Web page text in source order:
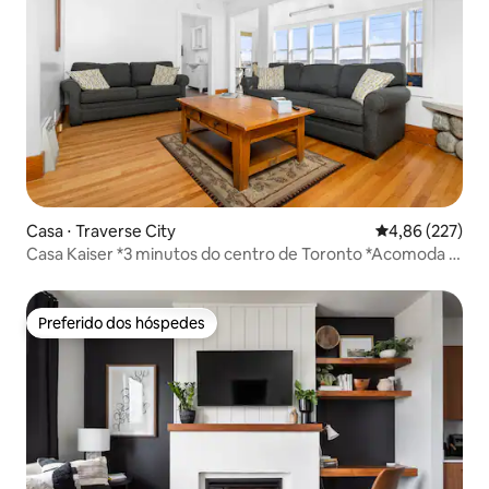
Casa ⋅ Traverse City 4,86 de uma
4,86 (227)
Casa Kaiser *3 minutos do centro de Toronto *Acomoda 8
Preferido dos hóspedes
Preferido dos hóspedes